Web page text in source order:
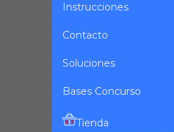
Instrucciones
Contacto
Soluciones
Bases Concurso
Tienda